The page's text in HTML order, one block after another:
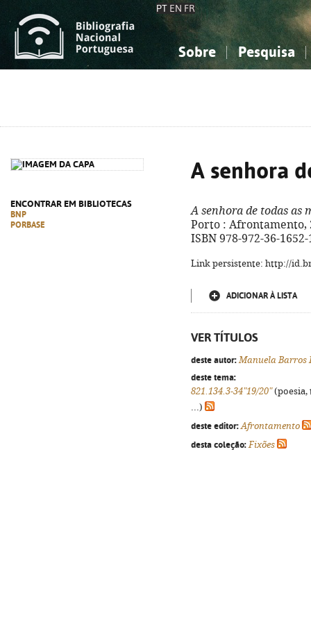
PT EN FR
Sobre Pesquisa
ENCONTRAR EM BIBLIOTECAS
BNP
PORBASE
A senhora
A senhora de todas as
Porto : Afrontamento,
ISBN 978-972-36-1652-
Link persistente: http://
ADICIONAR À LISTA
VER TÍTULOS
deste autor: Manuela Barros
deste tema:
821.134.3-34"19/20"(poesia,
...)
deste editor: Afrontamento
desta coleção: Fixões